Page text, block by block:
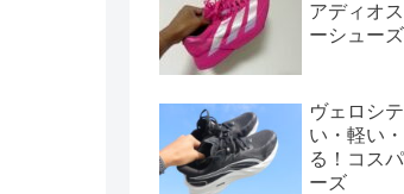
アディオ
ーシュー
ヴェロシ
い・軽い
る！コス
ーズ